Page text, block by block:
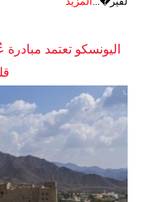
اليونسكو تعتمد